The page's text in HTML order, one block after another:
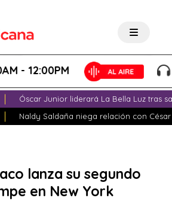
12:00PM
Óscar Junior liderará La Bella Luz tras
Naldy Saldaña niega relación con
lanza su segundo
en New York